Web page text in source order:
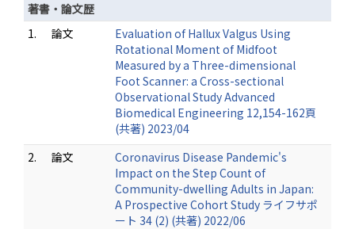
著書・論文歴
1.
論文
Evaluation of Hallux Valgus Using
Rotational Moment of Midfoot
Measured by a Three-dimensional
Foot Scanner: a Cross-sectional
Observational Study Advanced
Biomedical Engineering 12,154-162頁
(共著) 2023/04
2.
論文
Coronavirus Disease Pandemic's
Impact on the Step Count of
Community-dwelling Adults in Japan:
A Prospective Cohort Study ライフサポ
ート 34 (2) (共著) 2022/06